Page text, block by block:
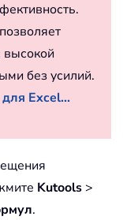
позволяет
высокой
без усилий.
Excel...
Kutools >
.